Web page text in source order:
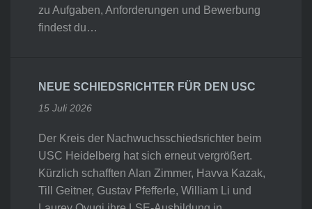
zu Aufgaben, Anforderungen und Bewerbung
findest du…
NEUE SCHIEDSRICHTER FÜR DEN USC
15 Juli 2026
Der Kreis der Nachwuchsschiedsrichter beim
USC Heidelberg hat sich erneut vergrößert.
Kürzlich schafften Alan Zimmer, Havva Kazak,
Till Geitner, Gustav Pfefferle, William Li und